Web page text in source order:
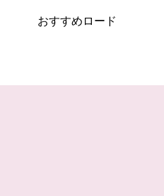
おすすめロード